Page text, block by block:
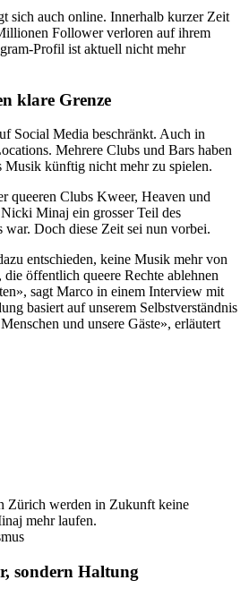
sich auch online. Innerhalb kurzer Zeit
Follower verloren auf ihrem
Profil ist aktuell nicht mehr
klare Grenze
Social Media beschränkt. Auch in
Mehrere Clubs und Bars haben
künftig nicht mehr zu spielen.
queeren Clubs Kweer, Heaven und
Minaj ein grosser Teil des
war. Doch diese Zeit sei nun vorbei.
entschieden, keine Musik mehr von
öffentlich queere Rechte ablehnen
sagt Marco in einem Interview mit
basiert auf unserem Selbstverständnis
und unsere Gäste», erläutert
Zürich werden in Zukunft keine
mehr laufen.
sondern Haltung